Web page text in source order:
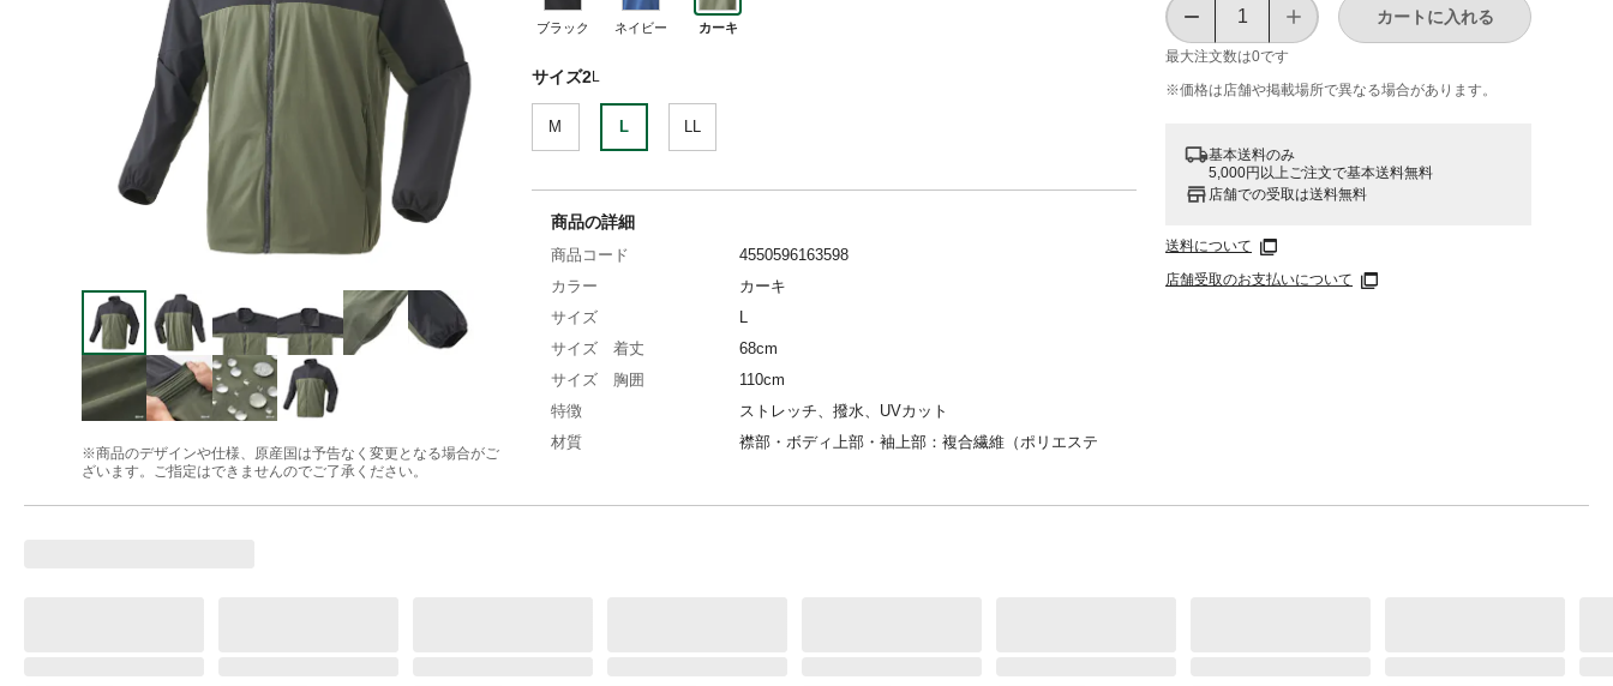
※商品のデザインや仕様、原産国は予告なく変更となる場合がご
ざいます。ご指定はできませんのでご了承ください。
ブラック ネイビー カーキ
サイズ2L
M L LL
最大注文数は0です
カートに入れる
※価格は​店舗や​掲載場所で​異なる​場合が​あります。
基本送料のみ
5,000円以上ご注文で基本送料無料
店舗での受取は送料無料
送料について
店舗受取のお支払いについて
商品の詳細
商品コード
4550596163598
カラー
カーキ
サイズ
L
サイズ 着丈
68cm
サイズ 胸囲
110cm
特徴
ストレッチ、撥水、UVカット
材質
襟部・ボディ上部・袖上部：複合繊維（ポリエステ